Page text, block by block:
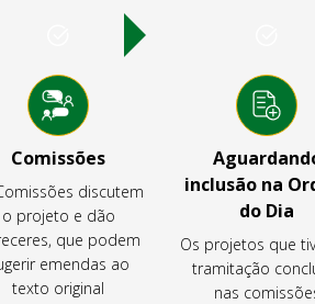
Comissões
discutem
o projeto e dão
que podem
emendas ao
texto original
inclusão na
do Dia
Os projetos que
tramitação
nas